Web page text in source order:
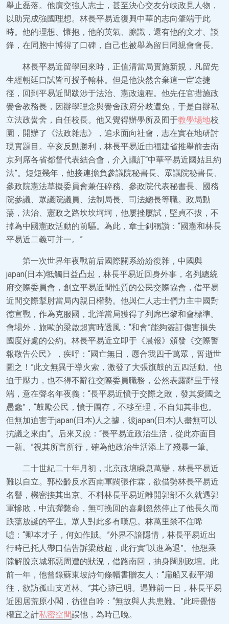
舉止磊落。他廣交強人志士，甚至決心交友分歧政見人物，
以助完成強國理想。林長平易近復興中華的志向肇端于此
時。他的理想、懷抱，他的英氣、膽識，還有他的文才、談
鋒，在同胞中博得了口碑，自己也被舉為留日同親會會長。
林長平易近留學回來時，正值清當局實施新規，凡留先
生經朝廷口試皆可授予翰林。但是他決然舍棄這一宦途捷
徑，回到平易近間跋涉于法治、憲政遠程。他先任官措施政
黌舍教務長，因辦學理念與黌舍政府分歧遭免，于是自辦私
立法政黌舍，自任校長。他又覺得辦學所及囿于教學場地校
園，開辦了《法政雜志》，追求面向社會，志在實在地研討
現實題目。辛亥反動勝利，林長平易近由福建省推舉前去南
京列席各省都督代表結合會，介入議訂“中華平易近國姑且約
法”。短短幾年，他接連擔負參議院秘書長、眾議院秘書長、
參政院憲法草擬委員會兼任碎務、參政院代表秘書長、國務
院參議、眾議院議員、法制局長、司法總長等職。政局動
蕩，法治、憲政之路坎坎坷坷，他屢挫屢試，堅貞不拔，不
掉為中國憲政活動的前驅。為此，章士釗稱讚：“國憲和林長
平易近二義可并一。”
第一次世界年夜戰前后國際關系紛紛復雜，中國與
japan(日本)牴觸日益凸起，林長平易近回身外事，名列總統
府交際委員會，創立平易近間性質的公民交際協會，借平易
近間交際掣肘當局內親日權勢。他與仁人志士們力主中國對
德宣戰，作為克服國，北洋當局獲得了列席巴黎和會標準。
會場外，旅歐的梁啟超實時透風：“和會”能夠簽訂傷害損失
國度好處的公約。林長平易近立即于《晨報》頒發《交際警
報敬告公民》，疾呼：“國亡無日，愿合我四千萬眾，誓逝世
圖之！”此文無異于導火索，激發了大張旗鼓的五四活動。他
迫于壓力，也不得不辭往交際委員職務，公然表露辭呈于報
端，意在聲名年夜義：“長平易近憤于交際之敗，發其愛國之
愚蠢”，“鼓勵公民，憤于圖存，不移至理，不自知其非也。
但無加迫害于japan(日本)人之據，彼japan(日本)人盡無可以
抗議之來由”。后來又說：“長平易近政治生活，從此亦面目
一新。”視其所言所行，確為他政治生活添上了殘暴一筆。
二十世紀二十年月初，北京政壇瞬息萬變，林長平易近
難以自立。郭松齡反水西南軍閥張作霖，欲借勢林長平易近
名譽，機密接其出京。不料林長平易近離開郭部不久就遇郭
軍慘敗，中流彈斃命，無可挽回的喜劇忽然停止了他長久而
跌蕩放誕的平生。眾人對此多有嘆息。林萬里禁不住唏
噓：“卿本才子，何如作賊。”外界不諳隱情，林長平易近出
行時已托人帶口信告訴梁啟超，此行實“以進為退”。他想乘
隙解脫京城邪惡周遭的狀況，借路南回，抽身闊別政壇。此
前一年，他曾錄蘇東坡詩句條幅書贈友人：“扁船又截平湖
往，欲訪孤山支道林。”其心跡已明。遇難前一日，林長平易
近困居荒原小閣，彷徨自吟：“無故與人共患難。”此時覺悟
權宜之計私密空間誤他，為時已晚。